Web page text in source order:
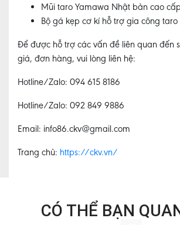
Mũi taro Yamawa Nhật bản cao
Bộ gá kẹp cơ kí hỗ trợ gia công taro
Để được hỗ trợ các vấn đề liên quan đến
giá, đơn hàng, vui lòng liên hệ:
Hotline/Zalo: 094 615 8186
Hotline/Zalo: 092 849 9886
Email: info86.ckv@gmail.com
Trang chủ: https://ckv.vn/
CÓ THỂ BẠN